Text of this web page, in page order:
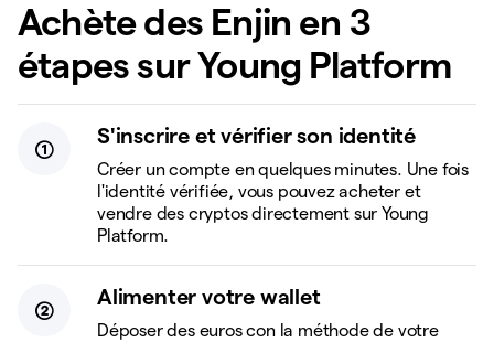
Achète des Enjin en 3
étapes sur Young Platform
S'inscrire et vérifier son identité
Créer un compte en quelques minutes. Une fois
l'identité vérifiée, vous pouvez acheter et
vendre des cryptos directement sur Young
Platform.
Alimenter votre wallet
Déposer des euros con la méthode de votre